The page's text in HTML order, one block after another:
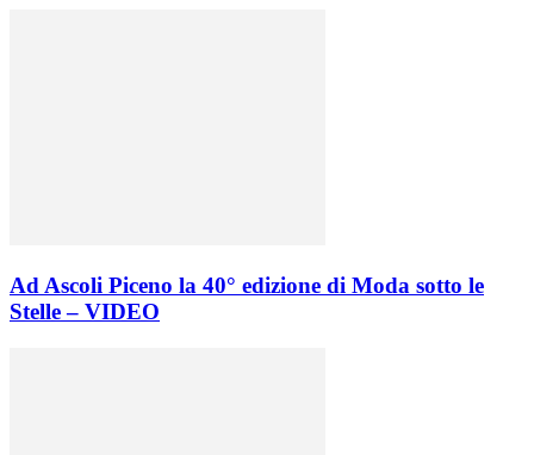
Ad Ascoli Piceno la 40° edizione di Moda sotto le
Stelle – VIDEO